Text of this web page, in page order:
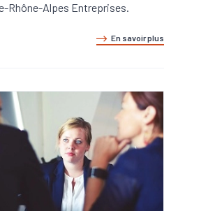
Rhône-Alpes Entreprises.
En savoir plus